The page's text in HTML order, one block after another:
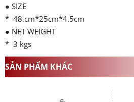
● SIZE
* 48.cm*25cm*4.5cm
● NET WEIGHT
* 3 kgs
SẢN PHẨM KHÁC